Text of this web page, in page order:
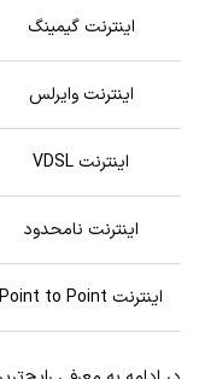
اینترنت گیمینگ
اینترنت وایرلس
اینترنت VDSL
اینترنت نامحدود
اینترنت Point to Point